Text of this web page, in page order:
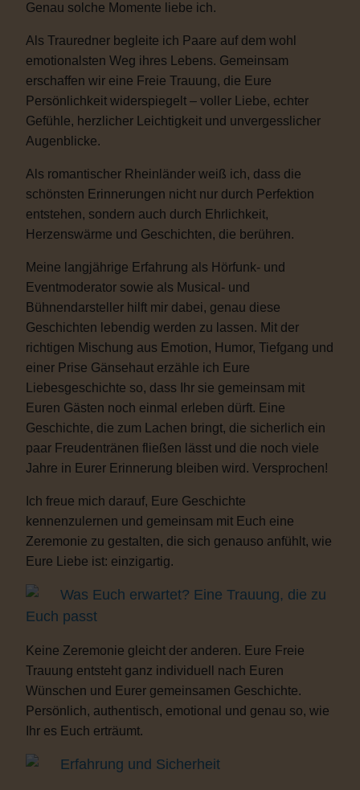
Genau solche Momente liebe ich.
Als Trauredner begleite ich Paare auf dem wohl
emotionalsten Weg ihres Lebens. Gemeinsam
erschaffen wir eine Freie Trauung, die Eure
Persönlichkeit widerspiegelt – voller Liebe, echter
Gefühle, herzlicher Leichtigkeit und unvergesslicher
Augenblicke.
Als romantischer Rheinländer weiß ich, dass die
schönsten Erinnerungen nicht nur durch Perfektion
entstehen, sondern auch durch Ehrlichkeit,
Herzenswärme und Geschichten, die berühren.
Meine langjährige Erfahrung als Hörfunk- und
Eventmoderator sowie als Musical- und
Bühnendarsteller hilft mir dabei, genau diese
Geschichten lebendig werden zu lassen. Mit der
richtigen Mischung aus Emotion, Humor, Tiefgang und
einer Prise Gänsehaut erzähle ich Eure
Liebesgeschichte so, dass Ihr sie gemeinsam mit
Euren Gästen noch einmal erleben dürft. Eine
Geschichte, die zum Lachen bringt, die sicherlich ein
paar Freudentränen fließen lässt und die noch viele
Jahre in Eurer Erinnerung bleiben wird. Versprochen!
Ich freue mich darauf, Eure Geschichte
kennenzulernen und gemeinsam mit Euch eine
Zeremonie zu gestalten, die sich genauso anfühlt, wie
Eure Liebe ist: einzigartig.
Was Euch erwartet? Eine Trauung, die zu
Euch passt
Keine Zeremonie gleicht der anderen. Eure Freie
Trauung entsteht ganz individuell nach Euren
Wünschen und Eurer gemeinsamen Geschichte.
Persönlich, authentisch, emotional und genau so, wie
Ihr es Euch erträumt.
Erfahrung und Sicherheit